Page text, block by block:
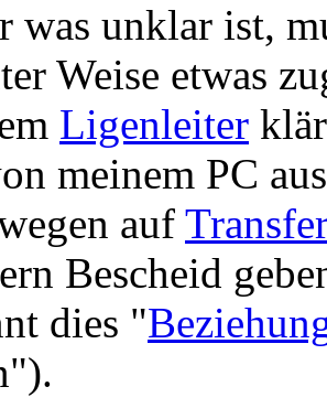
was unklar ist,
Weise etwas
Ligenleiter
meinem PC
auf
Bescheid
dies "